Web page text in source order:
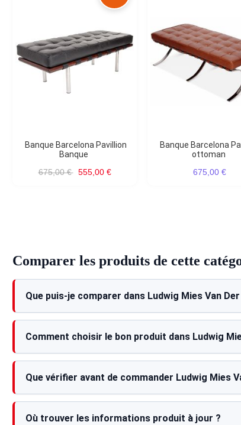
Banque Barcelona Pavillion
Banque
675,00 € 555,00 €
Banque Barcelona Pavillion
ottoman
675,00 €
Comparer les produits de cette
Que puis-je comparer dans Ludwig Mies Van Der
Comment choisir le bon produit dans Ludwig
Que vérifier avant de commander Ludwig Mies
Où trouver les informations produit à jour ?